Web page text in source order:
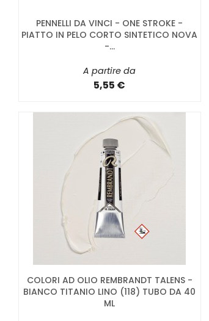
PENNELLI DA VINCI - ONE STROKE -
PIATTO IN PELO CORTO SINTETICO NOVA
-...
A partire da
5,55 €
COLORI AD OLIO REMBRANDT TALENS -
BIANCO TITANIO LINO (118) TUBO DA 40
ML